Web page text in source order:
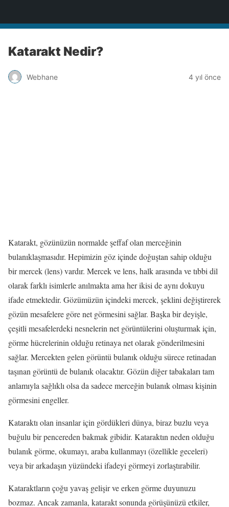
Katarakt Nedir?
Webhane 4 yıl önce
Katarakt, gözünüzün normalde şeffaf olan merceğinin
bulanıklaşmasıdır. Hepimizin göz içinde doğuştan sahip olduğu
bir mercek (lens) vardır. Mercek ve lens, halk arasında ve tıbbi dil
olarak farklı isimlerle anılmakta ama her ikisi de aynı dokuyu
ifade etmektedir. Gözümüzün içindeki mercek, şeklini değiştirerek
gözün mesafelere göre net görmesini sağlar. Başka bir deyişle,
çeşitli mesafelerdeki nesnelerin net görüntülerini oluşturmak için,
görme hücrelerinin olduğu retinaya net olarak gönderilmesini
sağlar. Mercekten gelen görüntü bulanık olduğu sürece retinadan
taşınan görüntü de bulanık olacaktır. Gözün diğer tabakaları tam
anlamıyla sağlıklı olsa da sadece merceğin bulanık olması kişinin
görmesini engeller.
Kataraktı olan insanlar için gördükleri dünya, biraz buzlu veya
buğulu bir pencereden bakmak gibidir. Kataraktın neden olduğu
bulanık görme, okumayı, araba kullanmayı (özellikle geceleri)
veya bir arkadaşın yüzündeki ifadeyi görmeyi zorlaştırabilir.
Kataraktların çoğu yavaş gelişir ve erken görme duyunuzu
bozmaz. Ancak zamanla, katarakt sonunda görüşünüzü etkiler,